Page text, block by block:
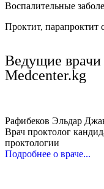
Воспалительные
Проктит, парапроктит
Ведущие врачи
Medcenter.kg
Рафибеков Эльдар
Врач проктолог
проктологии
Подробнее о враче...